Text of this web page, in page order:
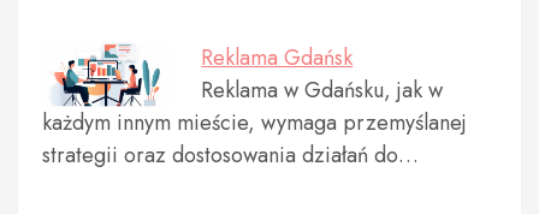
Reklama Gdańsk
Reklama w Gdańsku, jak w
każdym innym mieście, wymaga przemyślanej
strategii oraz dostosowania działań do…